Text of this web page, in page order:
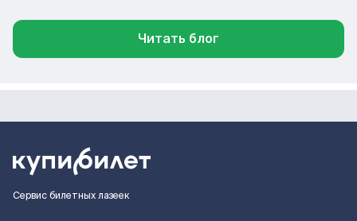
Читать блог
Сервис билетных лазеек